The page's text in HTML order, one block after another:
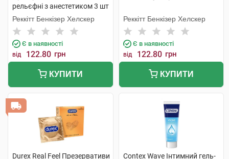
рельєфні з анестетиком 3 шт
Реккітт Бенкізер Хелскер
Є в наявності
від 122.80 грн
КУПИТИ
Реккітт Бенкізер Хелскер
Є в наявності
від 122.80 грн
КУПИТИ
Durex Real Feel Презервативи Contex Wave Інтимний гель-